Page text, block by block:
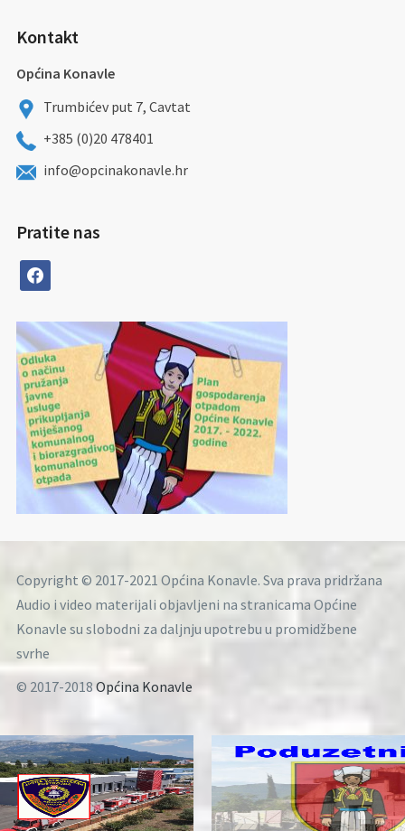
Kontakt
Općina Konavle
Trumbićev put 7, Cavtat
+385 (0)20 478401
info@opcinakonavle.hr
Pratite nas
facebook
Copyright © 2017-2021 Općina Konavle. Sva prava pridržana
Audio i video materijali objavljeni na stranicama Općine
Konavle su slobodni za daljnju upotrebu u promidžbene
svrhe
© 2017-2018Općina Konavle